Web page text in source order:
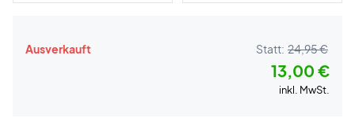
Ausverkauft Statt: 24,95 €
13,00 €
inkl. MwSt.